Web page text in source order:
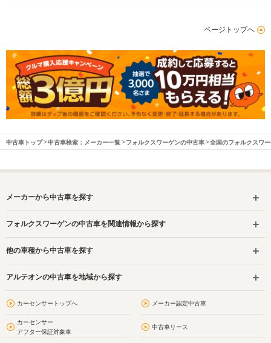
ページトップへ
中古車トップ 中古車検索：メーカー一覧 フォルクスワーゲンの中古車 全国のフォルクスワ
メーカーから中古車を探す
フォルクスワーゲンの中古車を関連情報から探す
他の車種から中古車を探す
アルテオンの中古車を地域から探す
カーセンサートップへ メーカー認定中古車
カーセンサー
アフター保証対象車
中古車リース